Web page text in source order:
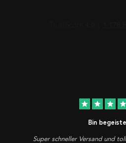
star star star star
Bin
Super schneller Versand und